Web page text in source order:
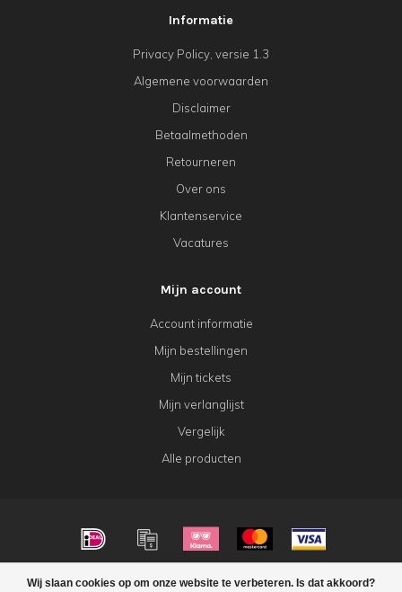
Wij slaan cookies op om onze website te verbeteren. Is dat akkoord?
Informatie
Privacy Policy, versie 1.3
Algemene voorwaarden
Disclaimer
Betaalmethoden
Retourneren
Over ons
Klantenservice
Vacatures
Mijn account
Account informatie
Mijn bestellingen
Mijn tickets
Mijn verlanglijst
Vergelijk
Alle producten
© Copyright 2026 KeK Horeca